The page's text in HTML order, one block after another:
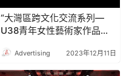
“大灣區跨文化交流系列—
U38青年女性藝術家作品
四周年”週三假婆仔屋文創空
間開幕
Advertising 2023年12月11日